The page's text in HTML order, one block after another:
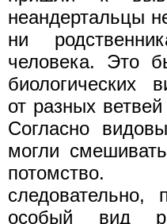
неандертальцы
ни
человека. Это
биологических
от разных
Согласно
могли
потомство.
следовательно,
особый вид